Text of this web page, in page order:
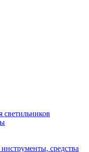
средства